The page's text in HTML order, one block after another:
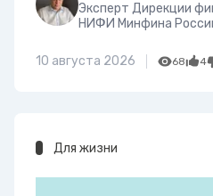
Эксперт Дирекции
НИФИ Минфина
10 августа 2026 68 4
Для жизни